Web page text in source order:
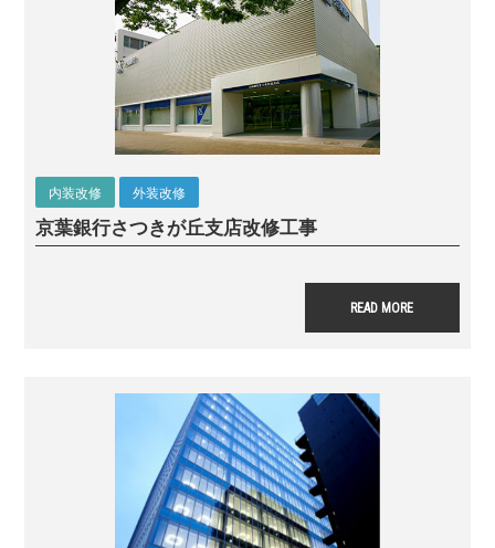
内装改修 外装改修
京葉銀行さつきが丘支店改修工事
READ MORE